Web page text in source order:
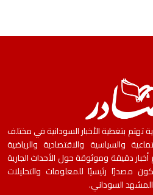
بتغطية الأخبار السودانية في مختلف
والسياسية والاقتصادية والرياضية
دقيقة وموثوقة حول الأحداث الجارية
مصدرًا رئيسيًا للمعلومات والتحليلات
السوداني.